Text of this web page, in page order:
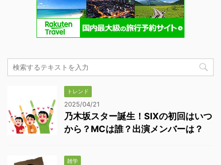
トレンド
2025/04/21
乃木坂スター誕生！SIXの初回はいつ
から？MCは誰？出演メンバーは？
雑学